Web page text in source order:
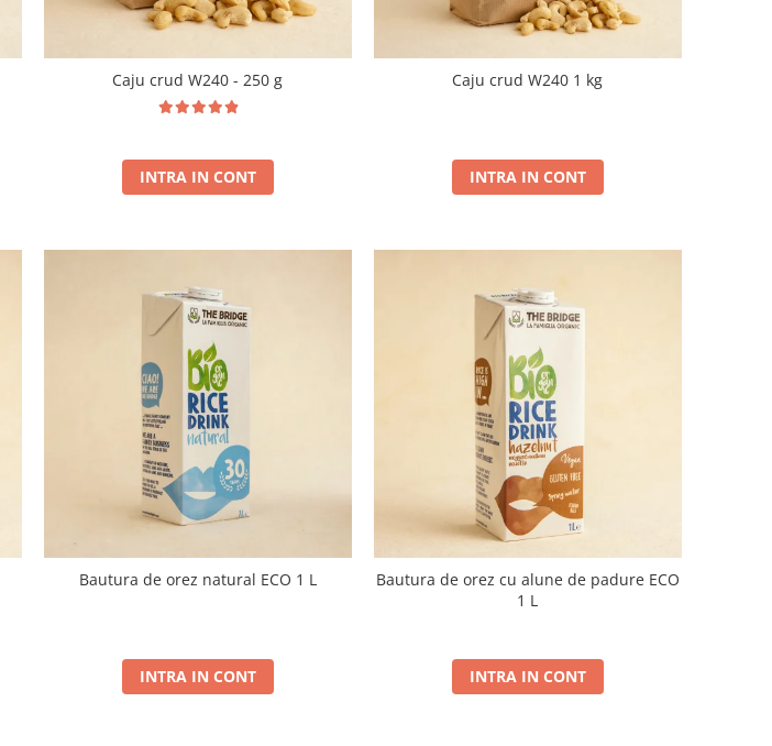
Caju crud W240 - 250 g
INTRA IN CONT
Caju crud W240 1 kg
INTRA IN CONT
Bautura de orez natural ECO 1 L
INTRA IN CONT
Bautura de orez cu alune de padure ECO
1 L
INTRA IN CONT